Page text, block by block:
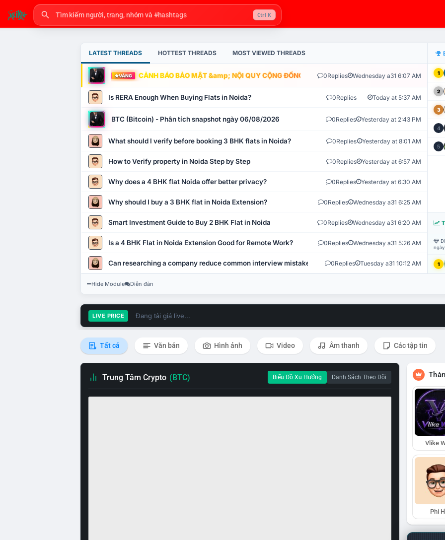
Ctrl K
LATEST THREADS HOTTEST THREADS MOST VIEWED THREADS
VÀNG CẢNH BÁO BẢO MẬT &amp; NỘI QUY CỘNG ĐỒNG VLIKE.VN: HỆ THỐNG GIÁM SÁT TỰ
0Replies Wednesday a31 6:07 AM
Is RERA Enough When Buying Flats in Noida? 0Replies Today at 5:37 AM
BTC (Bitcoin) - Phân tích snapshot ngày 06/08/2026 0Replies Yesterday at 2:43 PM
What should I verify before booking 3 BHK flats in Noida? 0Replies Yesterday at 8:01 AM
How to Verify property in Noida Step by Step 0Replies Yesterday at 6:57 AM
Why does a 4 BHK flat Noida offer better privacy? 0Replies Yesterday at 6:30 AM
Why should I buy a 3 BHK flat in Noida Extension? 0Replies Wednesday a31 6:25 AM
Smart Investment Guide to Buy 2 BHK Flat in Noida 0Replies Wednesday a31 6:20 AM
Is a 4 BHK Flat in Noida Extension Good for Remote Work? 0Replies Wednesday a31 5:26 AM
Can researching a company reduce common interview mistakes? 0Replies Tuesday a31 10:12 AM
1
2
3
4
5
1
Hide Module Diễn đàn
LIVE PRICE Đang tải giá live...
Tất cả Văn bản Hình ảnh Video Âm thanh Các tập tin
Trung Tâm Crypto (BTC) Biểu Đồ Xu Hướng Danh Sách Theo Dõi
Vlike
Phí